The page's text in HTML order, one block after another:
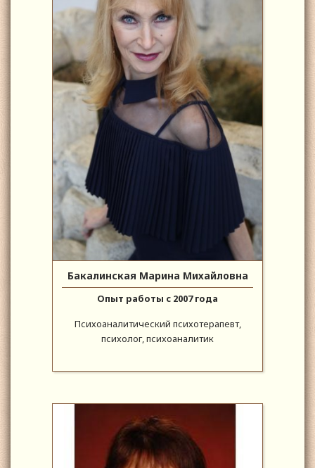
Бакалинская Марина Михайловна
Опыт работы с 2007 года
Психоаналитический психотерапевт,
психолог, психоаналитик